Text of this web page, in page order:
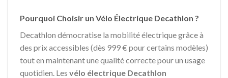
Pourquoi Choisir un Vélo Électrique Decathlon ?
Decathlon démocratise la mobilité électrique grâce à
des prix accessibles (dès 999 € pour certains modèles)
tout en maintenant une qualité correcte pour un usage
quotidien. Les vélo électrique Decathlon